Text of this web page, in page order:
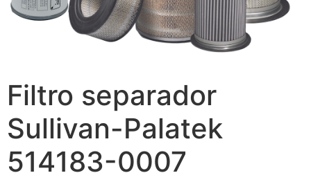
Filtro separador
Sullivan-Palatek
514183-0007